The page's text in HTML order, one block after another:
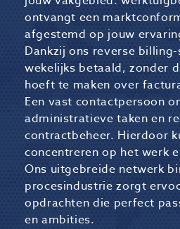
ontvangt een
afgestemd op jouw
Dankzij ons reverse
wekelijks betaald, zonder
hoeft te maken over
Een vast contactpersoon
administratieve taken en
contractbeheer. Hierdoor
concentreren op het werk
Ons uitgebreide netwerk
procesindustrie zorgt
opdrachten die perfect
en ambities.